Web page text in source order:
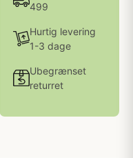
499
Hurtig levering
1-3 dage
Ubegrænset
returret